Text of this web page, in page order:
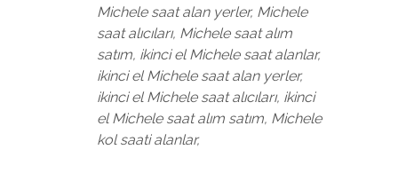
Michele saat alan yerler, Michele
saat alıcıları, Michele saat alım
satım, ikinci el Michele saat alanlar,
ikinci el Michele saat alan yerler,
ikinci el Michele saat alıcıları, ikinci
el Michele saat alım satım, Michele
kol saati alanlar,